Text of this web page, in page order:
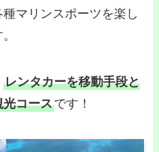
マリンスポーツを楽し
レンタカーを移動手段と
光コースです！